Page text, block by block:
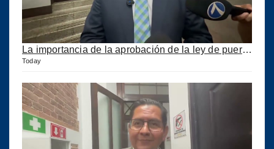
La importancia de la aprobación de la ley de puertos
Today